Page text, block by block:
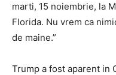
marti, 15 noiembrie, la
Florida. Nu vrem ca
de maine.”
Trump a fost aparent in